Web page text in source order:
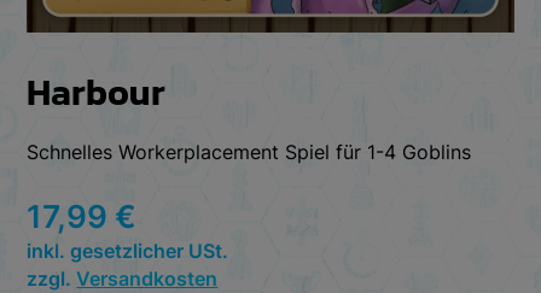
Harbour
Schnelles Workerplacement Spiel für 1-4 Goblins
17,99 €
inkl. gesetzlicher USt.
zzgl.Versandkosten